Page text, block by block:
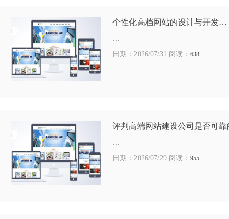
个性化高档网站的设计与开发…
…
日期：2026/07/31 阅读： 638
评判高端网站建设公司是否可
…
日期：2026/07/29 阅读： 955